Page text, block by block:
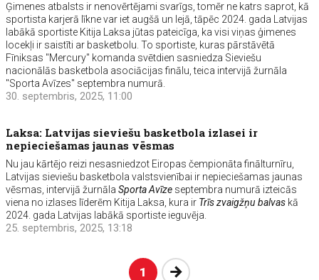
Ģimenes atbalsts ir nenovērtējami svarīgs, tomēr ne katrs saprot, kā
sportista karjerā līkne var iet augšā un lejā, tāpēc 2024. gada Latvijas
labākā sportiste Kitija Laksa jūtas pateicīga, ka visi viņas ģimenes
locekļi ir saistīti ar basketbolu. To sportiste, kuras pārstāvētā
Fīniksas "Mercury" komanda svētdien sasniedza Sieviešu
nacionālās basketbola asociācijas finālu, teica intervijā žurnāla
"Sporta Avīzes" septembra numurā.
30. septembris, 2025, 11:00
Laksa: Latvijas sieviešu basketbola izlasei ir
nepieciešamas jaunas vēsmas
Nu jau kārtējo reizi nesasniedzot Eiropas čempionāta finālturnīru,
Latvijas sieviešu basketbola valstsvienībai ir nepieciešamas jaunas
vēsmas, intervijā žurnālaSporta Avīze septembra numurā izteicās
viena no izlases līderēm Kitija Laksa, kura ir Trīs zvaigžņu balvas kā
2024. gada Latvijas labākā sportiste ieguvēja.
25. septembris, 2025, 13:18
1 Nākošā